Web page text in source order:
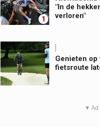
1
"In de
verloren"
Genieten op
fietsroute
▼ Ad